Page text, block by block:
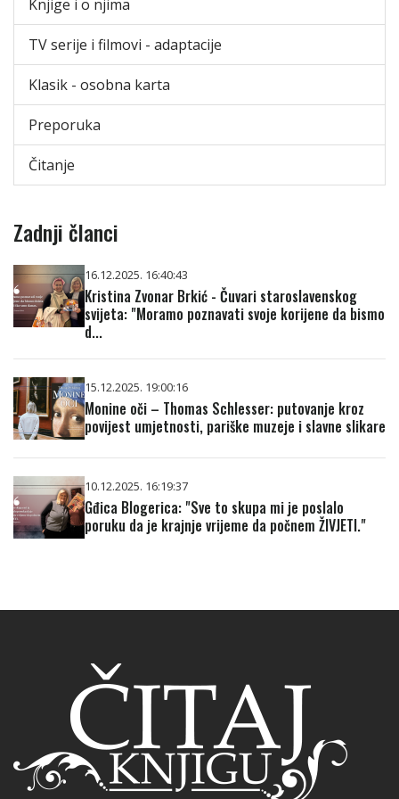
Knjige i o njima
TV serije i filmovi - adaptacije
Klasik - osobna karta
Preporuka
Čitanje
Zadnji članci
16.12.2025. 16:40:43
Kristina Zvonar Brkić - Čuvari staroslavenskog
svijeta: "Moramo poznavati svoje korijene da bismo
d...
15.12.2025. 19:00:16
Monine oči – Thomas Schlesser: putovanje kroz
povijest umjetnosti, pariške muzeje i slavne slikare
10.12.2025. 16:19:37
Gđica Blogerica: "Sve to skupa mi je poslalo
poruku da je krajnje vrijeme da počnem ŽIVJETI."